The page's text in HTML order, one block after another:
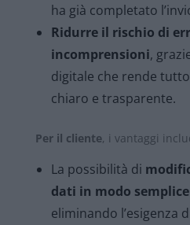
ha già completato
Ridurre il rischio di
incomprensioni,
digitale che rende
chiaro e trasparente.
Per il cliente, i vantaggi
La possibilità di
dati in modo
eliminando l’esigenza